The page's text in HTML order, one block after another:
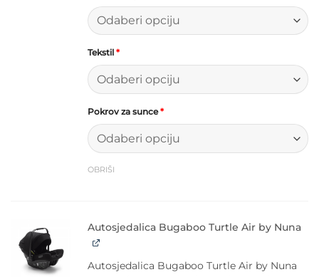
Tekstil *
Pokrov za sunce*
OBRIŠI
Autosjedalica Bugaboo Turtle Air by Nuna
Autosjedalica Bugaboo Turtle Air by Nuna